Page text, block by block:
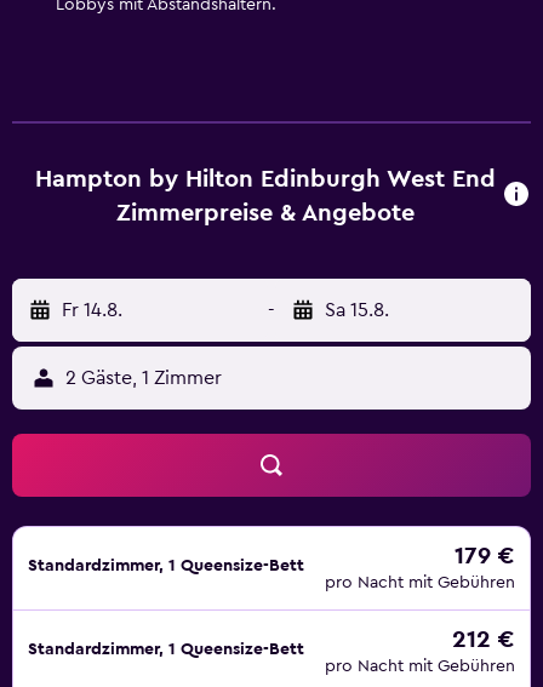
Lobbys mit Abstandshaltern.
Hampton by Hilton Edinburgh West End
Zimmerpreise & Angebote
Fr 14.8. - Sa 15.8.
2 Gäste, 1 Zimmer
Standardzimmer, 1 Queensize-Bett 179 €
pro Nacht mit Gebühren
Standardzimmer, 1 Queensize-Bett 212 €
pro Nacht mit Gebühren